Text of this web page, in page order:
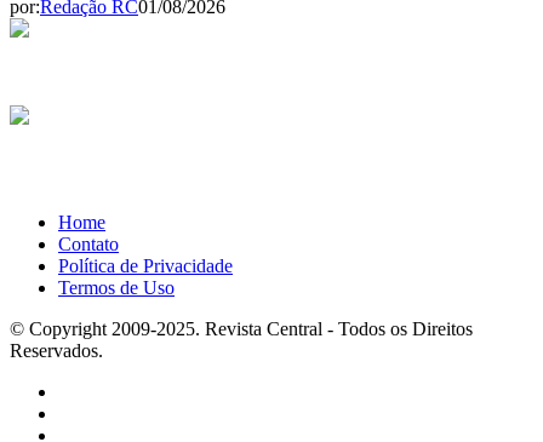
por:Redação RC01/08/2026
Home
Contato
Política de Privacidade
Termos de Uso
© Copyright 2009-2025. Revista Central - Todos os Direitos
Reservados.